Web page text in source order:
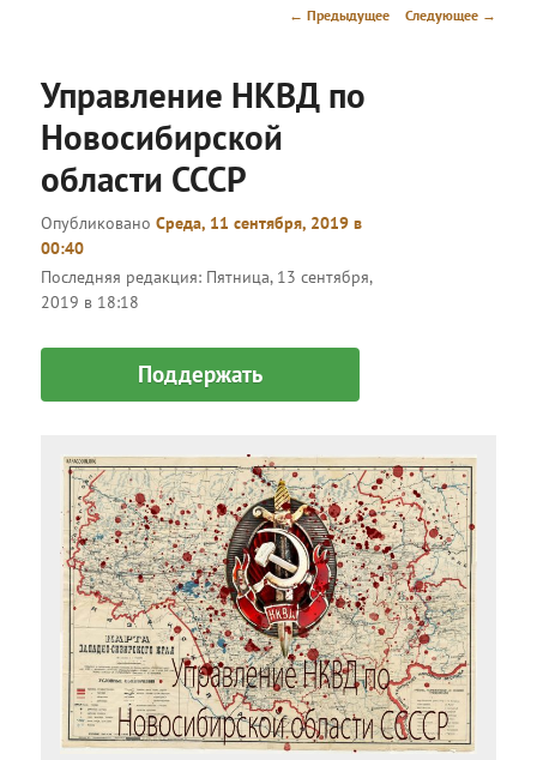
Навигация
← Предыдущее Следующее →
Управление НКВД по
Новосибирской
области СССР
ОпубликованоСреда, 11 сентября, 2019 в
00:40
Последняя редакция: Пятница, 13 сентября,
2019 в 18:18
Поддержать